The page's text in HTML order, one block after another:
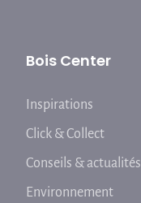
Bois Center
Inspirations
Click & Collect
Conseils & actualités
Environnement